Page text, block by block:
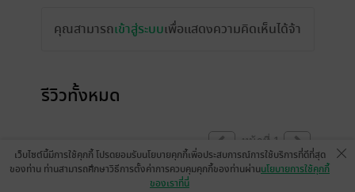
คุณสามารถเข้าสู่ระบบเพื่อแสดงความคิดเห็นได้จ้า
รีวิวทั้งหมด
หน้าที่ 1
เว็บไซต์นี้มีการใช้คุกกี้ โปรดยอมรับนโยบายคุกกี้เพื่อประสบการณ์การใช้บริการที่ดีที่สุด
ของท่าน ท่านสามารถศึกษาวิธีการตั้งค่าการควบคุมคุกกี้ของท่านผ่านนโยบายการใช้คุกกี้
ของเราที่นี่